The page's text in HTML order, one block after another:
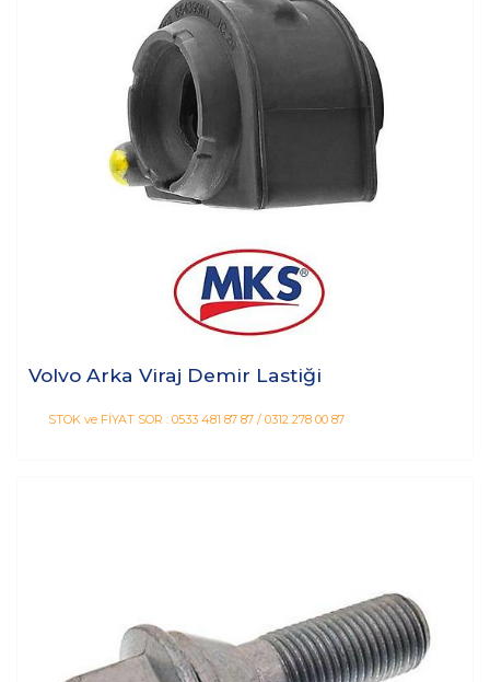
Volvo Arka Viraj Demir Lastiği
STOK ve FİYAT SOR : 0533 481 87 87 / 0312 278 00 87